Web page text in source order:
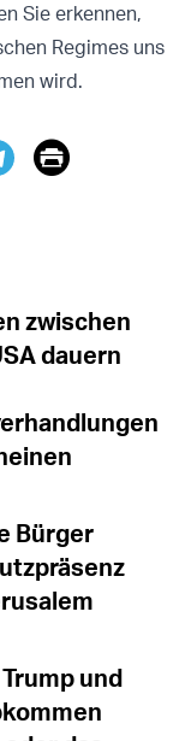
Sie erkennen,
Regimes uns
wird.
Print
zwischen
dauern
Bürger
und